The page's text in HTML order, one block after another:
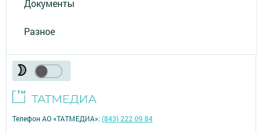
Документы
Разное
Телефон АО «ТАТМЕДИА»:(843) 222 09 84